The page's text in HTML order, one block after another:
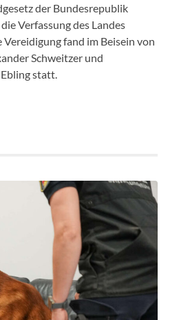
der Bundesrepublik
Verfassung des Landes
Vereidigung fand im Beisein von
Schweitzer und
statt.